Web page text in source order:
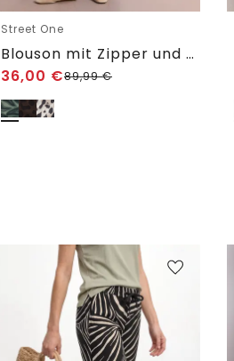
Street One
Blouson mit Zipper und Print
36,00 €89,99€